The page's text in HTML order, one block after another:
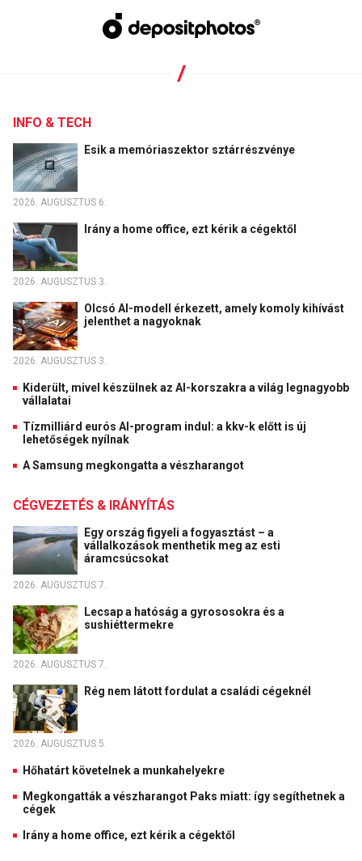
INFO & TECH
Esik a memóriaszektor sztárrészvénye
2026. AUGUSZTUS 6.
Irány a home office, ezt kérik a cégektől
2026. AUGUSZTUS 3.
Olcsó AI-modell érkezett, amely komoly kihívást
jelenthet a nagyoknak
2026. AUGUSZTUS 3.
Kiderült, mivel készülnek az AI-korszakra a világ legnagyobb
vállalatai
Tízmilliárd eurós AI-program indul: a kkv-k előtt is új
lehetőségek nyílnak
A Samsung megkongatta a vészharangot
CÉGVEZETÉS & IRÁNYÍTÁS
Egy ország figyeli a fogyasztást – a
vállalkozások menthetik meg az esti
áramcsúcsokat
2026. AUGUSZTUS 7.
Lecsap a hatóság a gyrososokra és a
sushiéttermekre
2026. AUGUSZTUS 7.
Rég nem látott fordulat a családi cégeknél
2026. AUGUSZTUS 5.
Hőhatárt követelnek a munkahelyekre
Megkongatták a vészharangot Paks miatt: így segíthetnek a
cégek
Irány a home office, ezt kérik a cégektől